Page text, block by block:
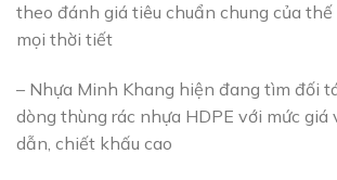
theo đánh giá tiêu chuẩn chung của thế
mọi thời tiết
– Nhựa Minh Khang hiện đang tìm đối
dòng thùng rác nhựa HDPE với mức giá
dẫn, chiết khấu cao